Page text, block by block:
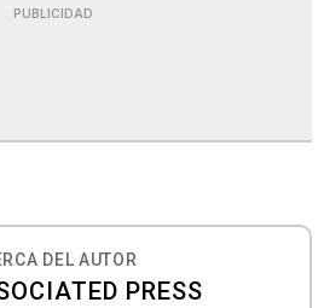
PUBLICIDAD
DEL AUTOR
PRESS